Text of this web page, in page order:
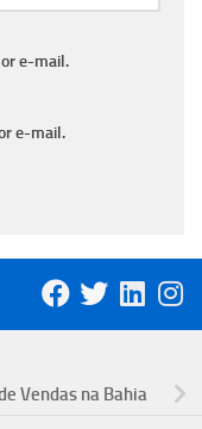
e-mail.
e-mail.
Vendas na Bahia